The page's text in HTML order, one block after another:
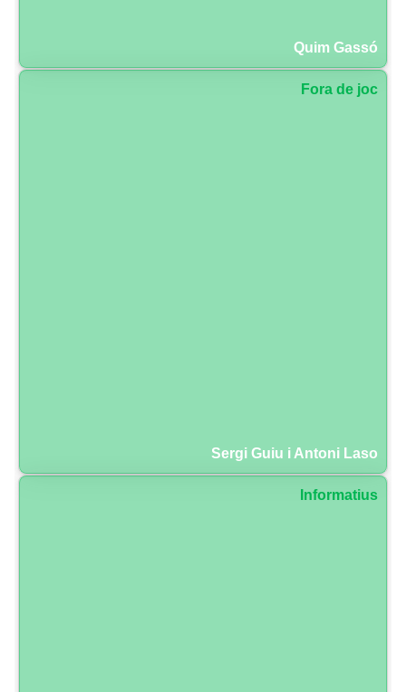
Quim Gassó
Fora de joc
Sergi Guiu i Antoni Laso
Informatius